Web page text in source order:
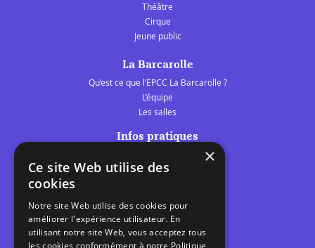
Théâtre
Cirque
Jeune public
La Barcarolle
Qu’est ce que l’EPCC La Barcarolle ?
L’équipe
Les salles
Infos pratiques
Les belles scènes audomaroises
Calendrier
Programme des spectacles
×
Ce site Web utilise des
cookies
Notre site Web utilise des cookies pour
améliorer l'expérience utilisateur. En
utilisant notre site Web, vous acceptez tous
les cookies conformément à notre Politique